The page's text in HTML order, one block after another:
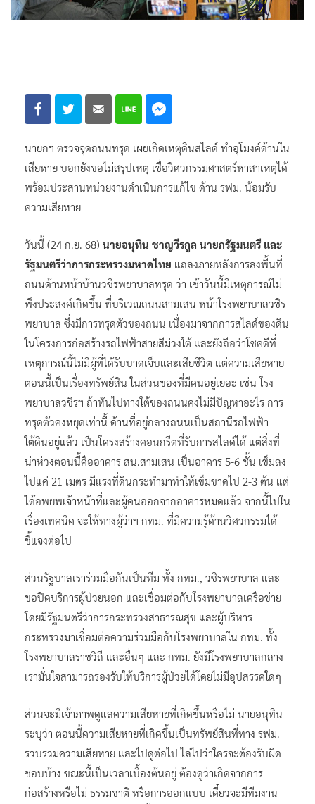
นายกฯ ตรวจจุดถนนทรุด เผยเกิดเหตุดินสไลด์ ทำอุโมงค์ด้านใน
เสียหาย บอกยังขอไม่สรุปเหตุ เชื่อวิศวกรรมศาสตร์หาสาเหตุได้
พร้อมประสานหน่วยงานดำเนินการแก้ไข ด้าน รฟม. น้อมรับ
ความเสียหาย
วันนี้ (24 ก.ย. 68) นายอนุทิน ชาญวีรกูล นายกรัฐมนตรี และ
รัฐมนตรีว่าการกระทรวงมหาดไทย แถลงภายหลังการลงพื้นที่
ถนนด้านหน้าบ้านวชิรพยาบาลทรุด ว่า เช้าวันนี้มีเหตุการณ์ไม่
พึงประสงค์เกิดขึ้น ที่บริเวณถนนสามเสน หน้าโรงพยาบาลวชิร
พยาบาล ซึ่งมีการทรุดตัวของถนน เนื่องมาจากการสไลด์ของดิน
ในโครงการก่อสร้างรถไฟฟ้าสายสีม่วงใต้ และยังถือว่าโชคดีที่
เหตุการณ์นี้ไม่มีผู้ที่ได้รับบาดเจ็บและเสียชีวิต แต่ความเสียหาย
ตอนนี้เป็นเรื่องทรัพย์สิน ในส่วนของที่มีคนอยู่เยอะ เช่น โรง
พยาบาลวชิรฯ ถ้าหันไปทางใต้ของถนนคงไม่มีปัญหาอะไร การ
ทรุดตัวคงหยุดเท่านี้ ด้านที่อยู่กลางถนนเป็นสถานีรถไฟฟ้า
ใต้ดินอยู่แล้ว เป็นโครงสร้างคอนกรีตที่รับการสไลด์ได้ แต่สิ่งที่
น่าห่วงตอนนี้คืออาคาร สน.สามเสน เป็นอาคาร 5-6 ชั้น เข็มลง
ไปแค่ 21 เมตร มีแรงที่ดินกระทำมาทำให้เข็มขาดไป 2-3 ต้น แต่
ได้อพยพเจ้าหน้าที่และผู้คนออกจากอาคารหมดแล้ว จากนี้ไปใน
เรื่องเทคนิค จะให้ทางผู้ว่าฯ กทม. ที่มีความรู้ด้านวิศวกรรมได้
ชี้แจงต่อไป
ส่วนรัฐบาลเราร่วมมือกันเป็นทีม ทั้ง กทม., วชิรพยาบาล และ
ขอปิดบริการผู้ป่วยนอก และเชื่อมต่อกับโรงพยาบาลเครือข่าย
โดยมีรัฐมนตรีว่าการกระทรวงสาธารณสุข และผู้บริหาร
กระทรวงมาเชื่อมต่อความร่วมมือกับโรงพยาบาลใน กทม. ทั้ง
โรงพยาบาลราชวิถี และอื่นๆ และ กทม. ยังมีโรงพยาบาลกลาง
เรามั่นใจสามารถรองรับให้บริการผู้ป่วยได้โดยไม่มีอุปสรรคใดๆ
ส่วนจะมีเจ้าภาพดูแลความเสียหายที่เกิดขึ้นหรือไม่ นายอนุทิน
ระบุว่า ตอนนี้ความเสียหายที่เกิดขึ้นเป็นทรัพย์สินที่ทาง รฟม.
รวบรวมความเสียหาย และไปดูต่อไป ไล่ไปว่าใครจะต้องรับผิด
ชอบบ้าง ขณะนี้เป็นเวลาเบื้องต้นอยู่ ต้องดูว่าเกิดจากการ
ก่อสร้างหรือไม่ ธรรมชาติ หรือการออกแบบ เดี๋ยวจะมีทีมงาน